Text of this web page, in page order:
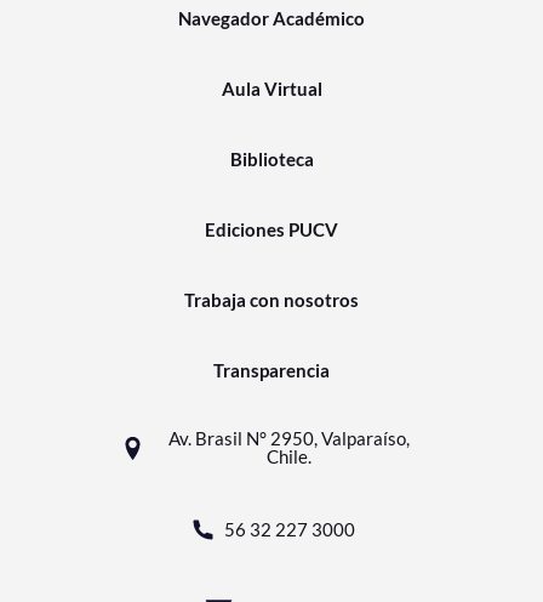
Navegador Académico
Aula Virtual
Biblioteca
Ediciones PUCV
Trabaja con nosotros
Transparencia
Av. Brasil N° 2950, Valparaíso,
Chile.
56 32 227 3000